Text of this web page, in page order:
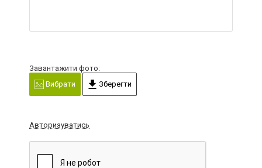
Завантажити фото:
Вибрати
Зберегти
Авторизуватись